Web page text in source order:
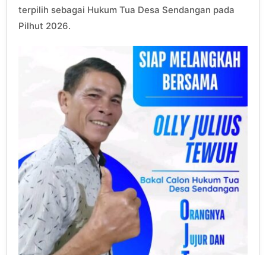
terpilih sebagai Hukum Tua Desa Sendangan pada
Pilhut 2026.